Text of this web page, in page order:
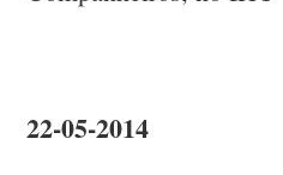
22-05-2014